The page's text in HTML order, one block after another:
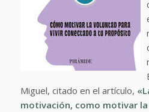
Miguel, citado en el artículo,
motivación, como motivar